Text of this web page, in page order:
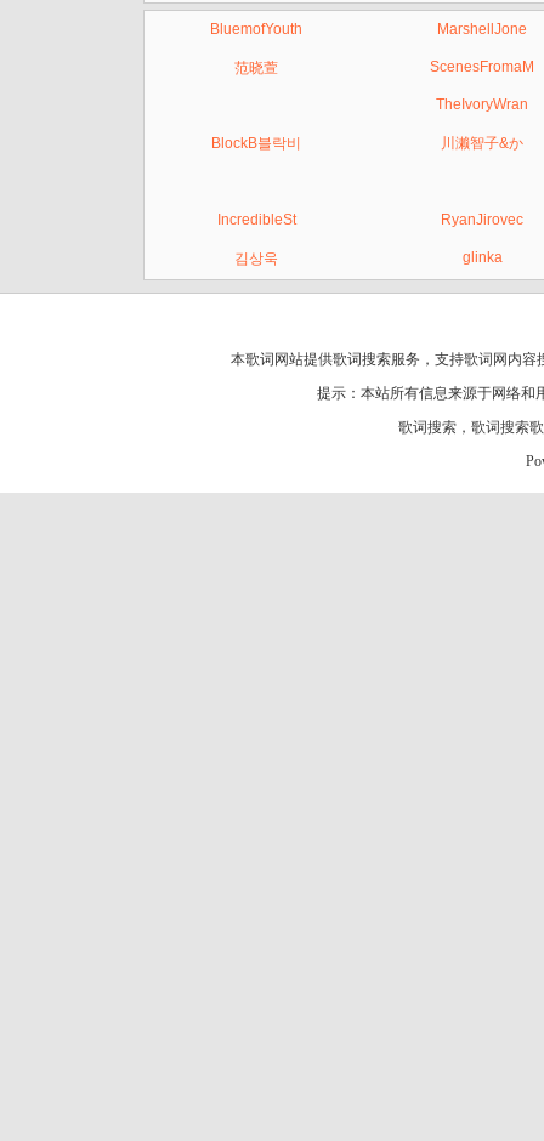
BluemofYouth MarshellJone
范晓萱 ScenesFromaM
TheIvoryWran
BlockB블락비 川濑智子&か
IncredibleSt RyanJirovec
김상욱 glinka
本歌词网站提供歌词搜索服务，支持歌词网 内容
提示：本站所有信息来源于网络
歌词搜索 ， 歌词搜索